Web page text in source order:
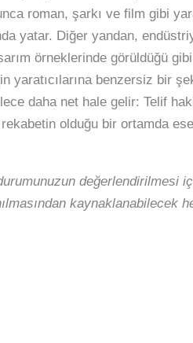
roman, şarkı ve film gibi
yatar. Diğer yandan,
örneklerinde görüldüğü
benzersiz bir
daha net hale gelir: Telif
olduğu bir ortamda
değerlendirilmesi
kaynaklanabilecek